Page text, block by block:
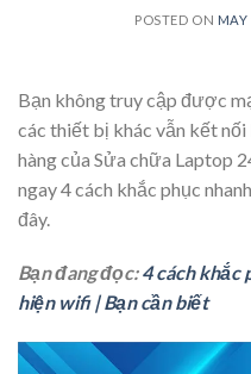
POSTED ON MAY
Bạn không truy cập được
các thiết bị khác vẫn kết
hàng của Sửa chữa Laptop
ngay 4 cách khắc phục
đây.
Bạn đang đọc:4 cách khắc
hiện wifi | Bạn cần biết